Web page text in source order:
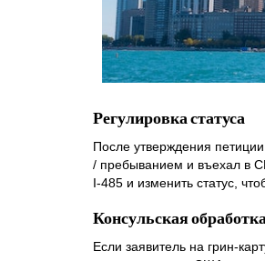
Регулировка статуса
После утверждения
/ пребыванием и въехал в
I-485 и изменить статус,
Консульская обработка
Если заявитель на грин-